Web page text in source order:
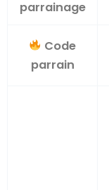
parrainage
Code
parrain